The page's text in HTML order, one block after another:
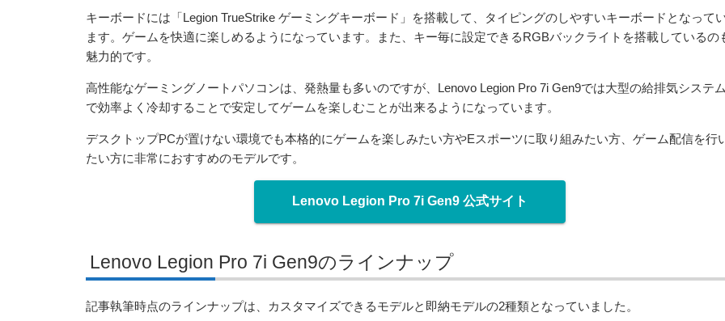
キーボードには「Legion TrueStrike ゲーミングキーボード」を搭載して、タイピングのしやすいキーボードとなって
ます。ゲームを快適に楽しめるようになっています。また、キー毎に設定できるRGBバックライトを搭載しているの
魅力的です。
高性能なゲーミングノートパソコンは、発熱量も多いのですが、Lenovo Legion Pro 7i Gen9では大型の給排気システム
で効率よく冷却することで安定してゲームを楽しむことが出来るようになっています。
デスクトップPCが置けない環境でも本格的にゲームを楽しみたい方やEスポーツに取り組みたい方、ゲーム配信を行
たい方に非常におすすめのモデルです。
Lenovo Legion Pro 7i Gen9 公式サイト
Lenovo Legion Pro 7i Gen9のラインナップ
記事執筆時点のラインナップは、カスタマイズできるモデルと即納モデルの2種類となっていました。